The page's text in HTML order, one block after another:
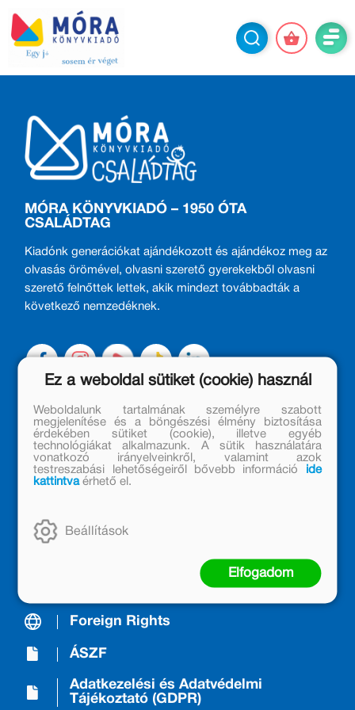
MÓRA KÖNYVKIADÓ – 1950 ÓTA
CSALÁDTAG
Kiadónk generációkat ajándékozott és ajándékoz meg az
olvasás örömével, olvasni szerető gyerekekből olvasni
szerető felnőttek lettek, akik mindezt továbbadták a
következő nemzedéknek.
A Kiadóról/About us
Móra Mintabolt
Kapcsolat
Nyereményjáték-szabályzat
Foreign Rights
ÁSZF
Adatkezelési és Adatvédelmi
Tájékoztató (GDPR)
Ez a weboldal sütiket (cookie) használ
Weboldalunk tartalmának személyre szabott
megjelenítése és a böngészési élmény biztosítása
érdekében sütiket (cookie), illetve egyéb
technológiákat alkalmazunk. A sütik használatára
vonatkozó irányelveinkről, valamint azok
testreszabási lehetőségeiről bővebb információ
ide
kattintvaérhető el.
Beállítások
Elfogadom